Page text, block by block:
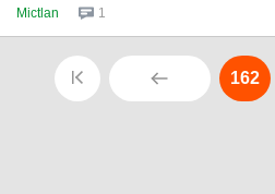
Mictlan 1
162